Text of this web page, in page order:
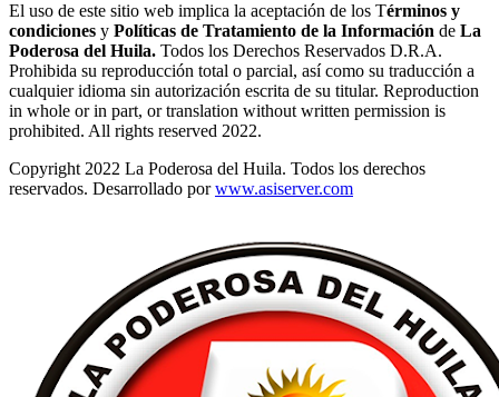
El uso de este sitio web implica la aceptación de los Términos y
condiciones y Políticas de Tratamiento de la Información de La
Poderosa del Huila. Todos los Derechos Reservados D.R.A.
Prohibida su reproducción total o parcial, así como su traducción a
cualquier idioma sin autorización escrita de su titular. Reproduction
in whole or in part, or translation without written permission is
prohibited. All rights reserved 2022.
Copyright 2022 La Poderosa del Huila. Todos los derechos
reservados. Desarrollado porwww.asiserver.com